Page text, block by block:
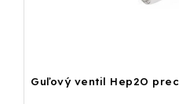
Guľový ventil Hep2O